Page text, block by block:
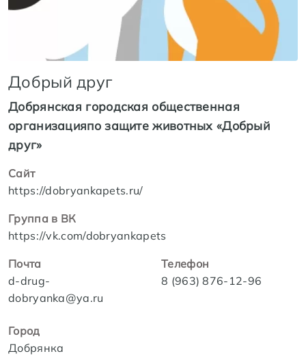
Добрый друг
Добрянская городская общественная
организацияпо защите животных «Добрый
друг»
Сайт
https://dobryankapets.ru/
Группа в ВК
https://vk.com/dobryankapets
Почта
d-drug-
dobryanka@ya.ru
Телефон
8 (963) 876-12-96
Город
Добрянка